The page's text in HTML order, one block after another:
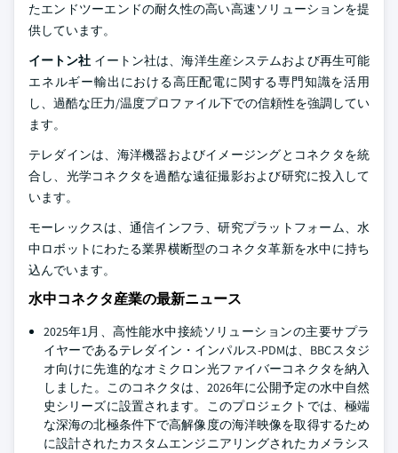
たエンドツーエンドの耐久性の高い高速ソリューションを提
供しています。
イートン社 イートン社は、海洋生産システムおよび再生可能
エネルギー輸出における高圧配電に関する専門知識を活用
し、過酷な圧力/温度プロファイル下での信頼性を強調してい
ます。
テレダインは、海洋機器およびイメージングとコネクタを統
合し、光学コネクタを過酷な遠征撮影および研究に投入して
います。
モーレックスは、通信インフラ、研究プラットフォーム、水
中ロボットにわたる業界横断型のコネクタ革新を水中に持ち
込んでいます。
水中コネクタ産業の最新ニュース
2025年1月、高性能水中接続ソリューションの主要サプラ
イヤーであるテレダイン・インパルス-PDMは、BBCスタジ
オ向けに先進的なオミクロン光ファイバーコネクタを納入
しました。このコネクタは、2026年に公開予定の水中自然
史シリーズに設置されます。このプロジェクトでは、極端
な深海の北極条件下で高解像度の海洋映像を取得するため
に設計されたカスタムエンジニアリングされたカメラシス